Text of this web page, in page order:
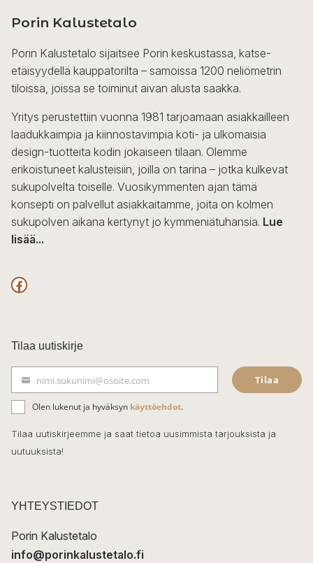
Porin Kalustetalo
Porin Kalustetalo sijaitsee Porin keskustassa, katse-
etäisyydellä kauppatorilta – samoissa 1200 neliömetrin
tiloissa, joissa se toiminut aivan alusta saakka.
Yritys perustettiin vuonna 1981 tarjoamaan asiakkailleen
laadukkaimpia ja kiinnostavimpia koti- ja ulkomaisia
design-tuotteita kodin jokaiseen tilaan. Olemme
erikoistuneet kalusteisiin, joilla on tarina – jotka kulkevat
sukupolvelta toiselle. Vuosikymmenten ajan tämä
konsepti on palvellut asiakkaitamme, joita on kolmen
sukupolven aikana kertynyt jo kymmeniätuhansia. Lue
lisää...
F
c
e
b
o
o
k
Tilaa uutiskirje
ä
h
k
t
nimi.sukunimi@osoite.com Tilaa
Olen lukenut ja hyväksyn käyttöehdot.
Tilaa uutiskirjeemme ja saat tietoa uusimmista tarjouksista ja
uutuuksista!
YHTEYSTIEDOT
Porin Kalustetalo
info@porinkalustetalo.fi